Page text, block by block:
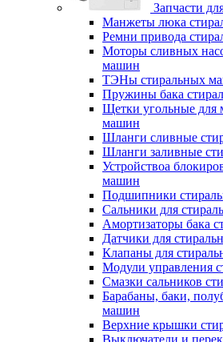
Запчасти
Манжеты люка
Ремни привода
Моторы сливных
машин
ТЭНы стиральных
Пружины бака
Щетки угольные для
машин
Шланги сливные
Шланги заливные
Устройствоа
машин
Подшипники
Сальники для
Амортизаторы бака
Датчики для
Клапаны для
Модули управления
Смазки сальников
Барабаны, баки,
машин
Верхние крышки
Выключатели и